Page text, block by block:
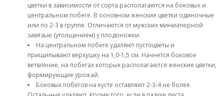
цветки в зависимости от сорта располагаются на боковых и
центральном побеге. В основном женские цветки одиночные
или по 2-3 в группе. Отличаются от мужских миниатюрной
завязью (утолщением) у плодоножки.
На центральном побеге удаляют пустоцветы и
прищипывают верхушку на 1,0-1,5 см. Начнется боковое
ветвление, на побегах которых располагаются женские цветки,
формирующие урожай.
Боковых побегов на кусте оставляют 2-3-4 не более.